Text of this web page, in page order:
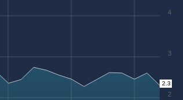
2
3
4
2.3